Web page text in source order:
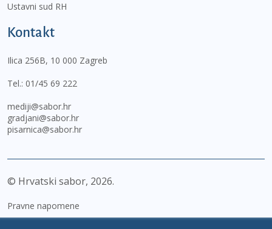
Ustavni sud RH
Kontakt
Ilica 256B, 10 000 Zagreb
Tel.: 01/45 69 222
mediji@sabor.hr
gradjani@sabor.hr
pisarnica@sabor.hr
© Hrvatski sabor, 2026
Pravne napomene